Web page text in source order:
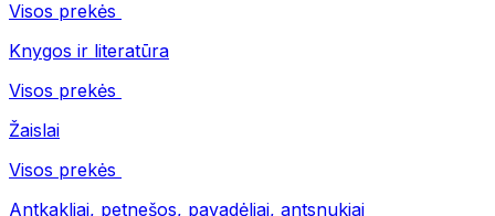
Visos prekės
Knygos ir literatūra
Visos prekės
Žaislai
Visos prekės
Antkakliai, petnešos, pavadėliai, antsnukiai